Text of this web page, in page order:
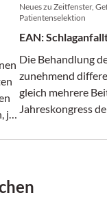
Neues zu Zeitfenster,
Patientenselektion
EAN:
Die Behandlung
zunehmend
gleich mehrere
Jahreskongress